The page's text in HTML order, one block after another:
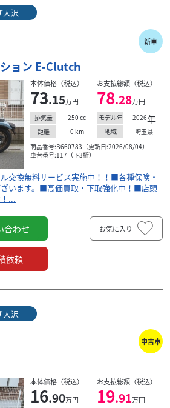
大沢
新車
ョン E-Clutch
本体価格（税込）
73.15万円
お支払総額（税込）
78.28万円
排気量 250 cc モデル年 2026年
距離 0 km 地域
埼玉県
商品番号:B660783（更新日:2026/08/04）
車台番号:117（下3桁）
交換無料サービス実施中！！■各種保険・
います。■高価買取・下取強化中！■店頭
...
合わせ
依頼
お気に入り
大沢
中古車
本体価格（税込）
16.90万円
お支払総額（税込）
19.91万円